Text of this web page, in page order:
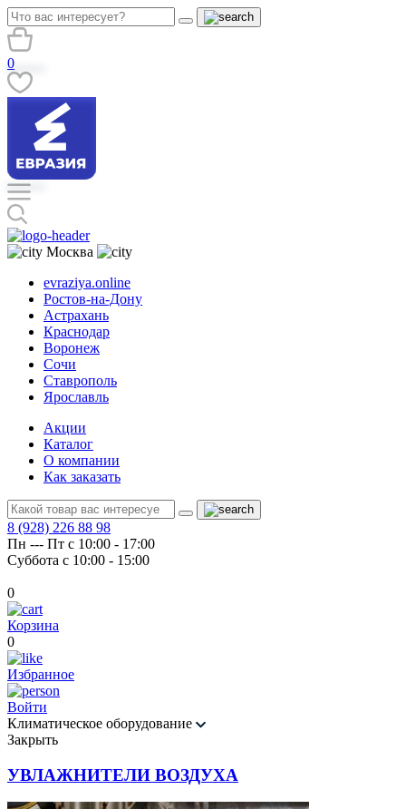
0
Москва
evraziya.online
Ростов-на-Дону
Астрахань
Краснодар
Воронеж
Сочи
Ставрополь
Ярославль
Акции
Каталог
О компании
Как заказать
8 (928) 226 88 98
Пн --- Пт с 10:00 - 17:00
Суббота с 10:00 - 15:00
0
Корзина
0
Избранное
Войти
Климатическое оборудование
Закрыть
УВЛАЖНИТЕЛИ ВОЗДУХА